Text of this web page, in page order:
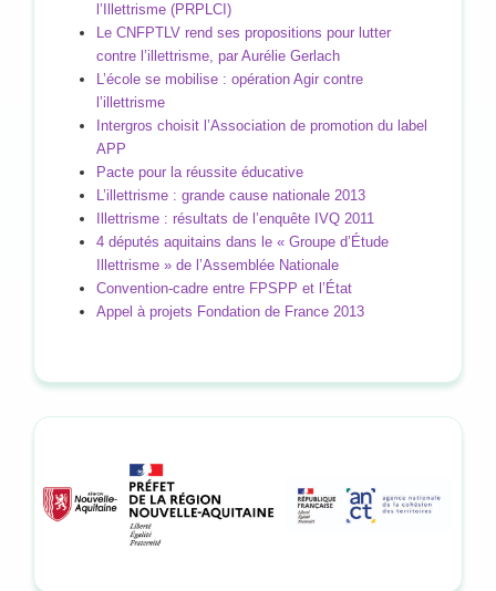
l’Illettrisme (PRPLCI)
Le CNFPTLV rend ses propositions pour lutter
contre l’illettrisme, par Aurélie Gerlach
L’école se mobilise : opération Agir contre
l’illettrisme
Intergros choisit l’Association de promotion du label
APP
Pacte pour la réussite éducative
L’illettrisme : grande cause nationale 2013
Illettrisme : résultats de l’enquête IVQ 2011
4 députés aquitains dans le « Groupe d’Étude
Illettrisme » de l’Assemblée Nationale
Convention-cadre entre FPSPP et l’État
Appel à projets Fondation de France 2013